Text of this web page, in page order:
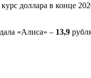
доллара в конце
«Алиса» – 13,9